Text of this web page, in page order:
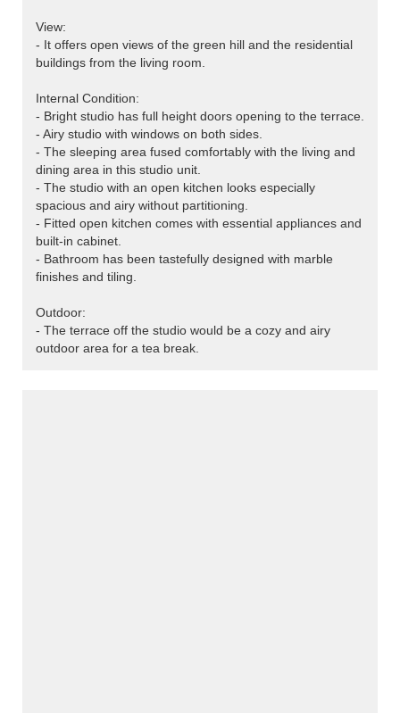
View:
- It offers open views of the green hill and the residential
buildings from the living room.
Internal Condition:
- Bright studio has full height doors opening to the terrace.
- Airy studio with windows on both sides.
- The sleeping area fused comfortably with the living and
dining area in this studio unit.
- The studio with an open kitchen looks especially
spacious and airy without partitioning.
- Fitted open kitchen comes with essential appliances and
built-in cabinet.
- Bathroom has been tastefully designed with marble
finishes and tiling.
Outdoor:
- The terrace off the studio would be a cozy and airy
outdoor area for a tea break.